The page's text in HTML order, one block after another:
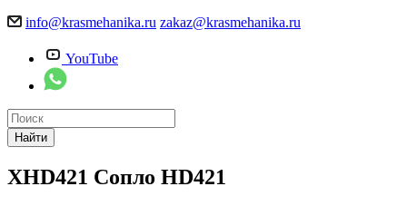
info@krasmehanika.ru zakaz@krasmehanika.ru
YouTube
Найти
XHD421 Сопло HD421